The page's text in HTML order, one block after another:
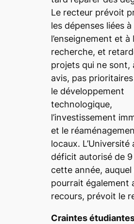
Le recteur prévoit
les dépenses liées à
l’enseignement et à
recherche, et
projets qui ne sont,
avis, pas
le développement
technologique,
l’investissement
et le
locaux. L’Université
déficit autorisé de
cette année, auquel
pourrait également
recours, prévoit le
Craintes